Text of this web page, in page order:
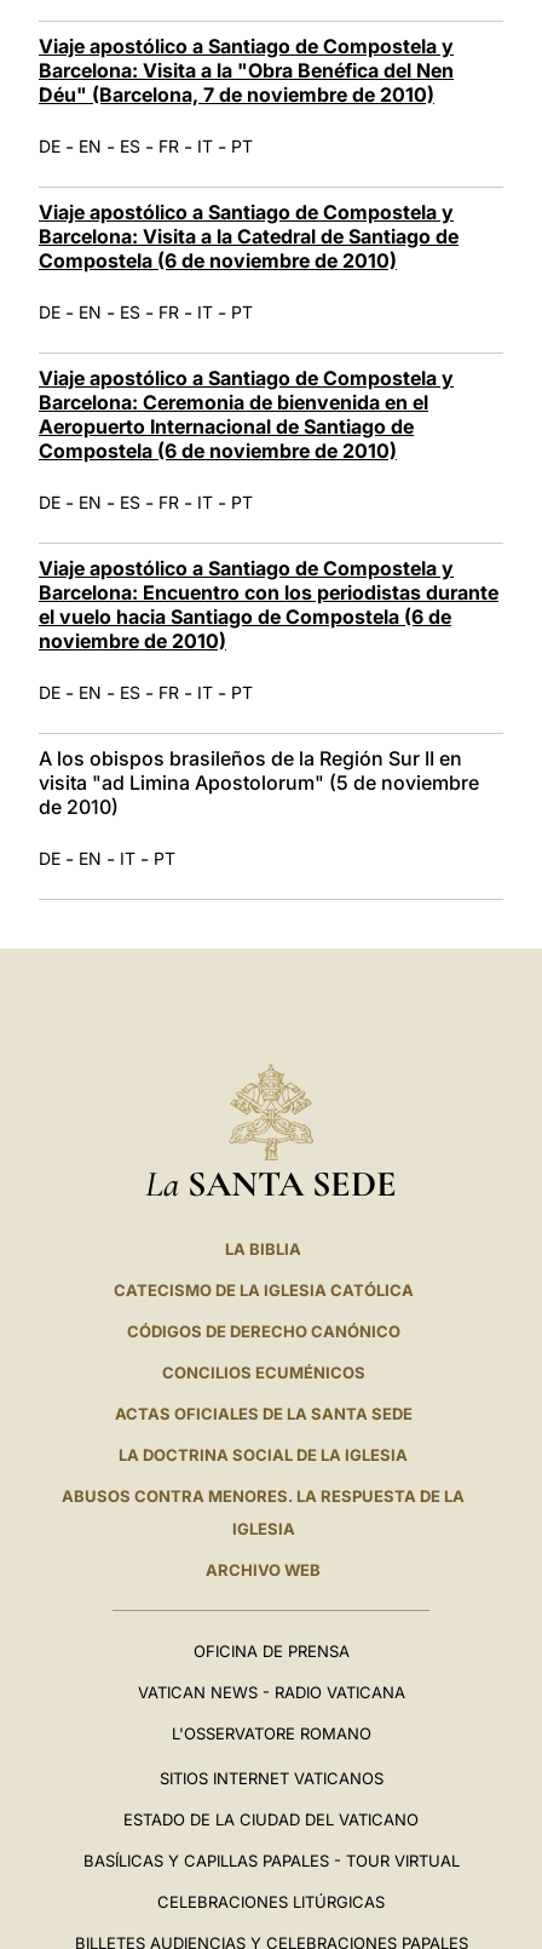
Viaje apostólico a Santiago de Compostela y
Barcelona: Visita a la "Obra Benéfica del Nen
Déu" (Barcelona, 7 de noviembre de 2010)
DE - EN - ES - FR - IT - PT
Viaje apostólico a Santiago de Compostela y
Barcelona: Visita a la Catedral de Santiago de
Compostela (6 de noviembre de 2010)
DE - EN - ES - FR - IT - PT
Viaje apostólico a Santiago de Compostela y
Barcelona: Ceremonia de bienvenida en el
Aeropuerto Internacional de Santiago de
Compostela (6 de noviembre de 2010)
DE - EN - ES - FR - IT - PT
Viaje apostólico a Santiago de Compostela y
Barcelona: Encuentro con los periodistas durante
el vuelo hacia Santiago de Compostela (6 de
noviembre de 2010)
DE - EN - ES - FR - IT - PT
A los obispos brasileños de la Región Sur II en
visita "ad Limina Apostolorum" (5 de noviembre
de 2010)
DE - EN - IT - PT
La SANTA SEDE
LA BIBLIA
CATECISMO DE LA IGLESIA CATÓLICA
CÓDIGOS DE DERECHO CANÓNICO
CONCILIOS ECUMÉNICOS
ACTAS OFICIALES DE LA SANTA SEDE
LA DOCTRINA SOCIAL DE LA IGLESIA
ABUSOS CONTRA MENORES. LA RESPUESTA DE LA
IGLESIA
ARCHIVO WEB
OFICINA DE PRENSA
VATICAN NEWS - RADIO VATICANA
L'OSSERVATORE ROMANO
SITIOS INTERNET VATICANOS
ESTADO DE LA CIUDAD DEL VATICANO
BASÍLICAS Y CAPILLAS PAPALES - TOUR VIRTUAL
CELEBRACIONES LITÚRGICAS
BILLETES AUDIENCIAS Y CELEBRACIONES PAPALES